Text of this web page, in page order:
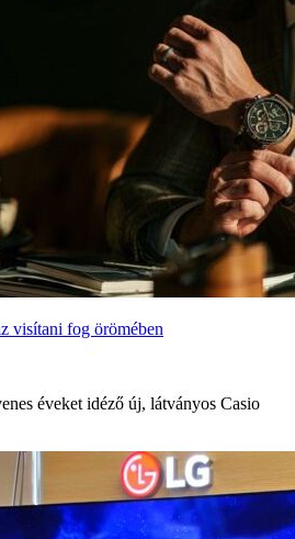
visítani fog örömében
éveket idéző új, látványos Casio